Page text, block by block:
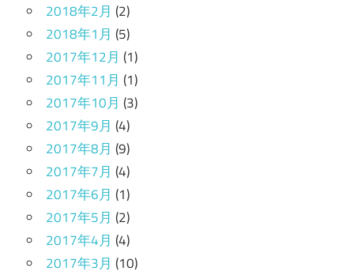
2018年2月 (2)
2018年1月 (5)
2017年12月 (1)
2017年11月 (1)
2017年10月 (3)
2017年9月 (4)
2017年8月 (9)
2017年7月 (4)
2017年6月 (1)
2017年5月 (2)
2017年4月 (4)
2017年3月 (10)